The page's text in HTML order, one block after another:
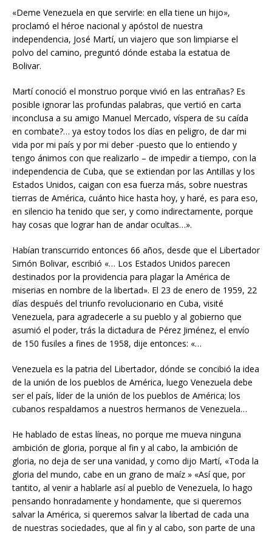
«Deme Venezuela en que servirle: en ella tiene un hijo»,
proclamó el héroe nacional y apóstol de nuestra
independencia, José Martí, un viajero que son limpiarse el
polvo del camino, preguntó dónde estaba la estatua de
Bolivar.
Martí conoció el monstruo porque vivió en las entrañas? Es
posible ignorar las profundas palabras, que vertió en carta
inconclusa a su amigo Manuel Mercado, víspera de su caída
en combate?… ya estoy todos los días en peligro, de dar mi
vida por mi país y por mi deber -puesto que lo entiendo y
tengo ánimos con que realizarlo – de impedir a tiempo, con la
independencia de Cuba, que se extiendan por las Antillas y los
Estados Unidos, caigan con esa fuerza más, sobre nuestras
tierras de América, cuánto hice hasta hoy, y haré, es para eso,
en silencio ha tenido que ser, y como indirectamente, porque
hay cosas que lograr han de andar ocultas…».
Habían transcurrido entonces 66 años, desde que el Libertador
Simón Bolivar, escribió «… Los Estados Unidos parecen
destinados por la providencia para plagar la América de
miserias en nombre de la libertad». El 23 de enero de 1959, 22
días después del triunfo revolucionario en Cuba, visité
Venezuela, para agradecerle a su pueblo y al gobierno que
asumió el poder, trás la dictadura de Pérez Jiménez, el envío
de 150 fusiles a fines de 1958, dije entonces: «…
Venezuela es la patria del Libertador, dónde se concibió la idea
de la unión de los pueblos de América, luego Venezuela debe
ser el país, líder de la unión de los pueblos de América; los
cubanos respaldamos a nuestros hermanos de Venezuela…
He hablado de estas líneas, no porque me mueva ninguna
ambición de gloria, porque al fin y al cabo, la ambición de
gloria, no deja de ser una vanidad, y como dijo Martí, «Toda la
gloria del mundo, cabe en un grano de maíz » «Así que, por
tantito, al venir a hablarle así al pueblo de Venezuela, lo hago
pensando honradamente y hondamente, que si queremos
salvar la América, si queremos salvar la libertad de cada una
de nuestras sociedades, que al fin y al cabo, son parte de una